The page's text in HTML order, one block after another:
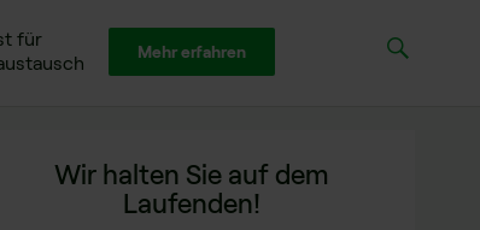
für
Mehr erfahren
Wir halten Sie auf dem
Laufenden!